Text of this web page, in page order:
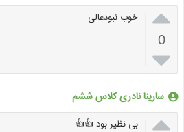

0

خوب نبودعالی
سارینا نادری کلاس ششم
 بی نظیر بود 👍👍